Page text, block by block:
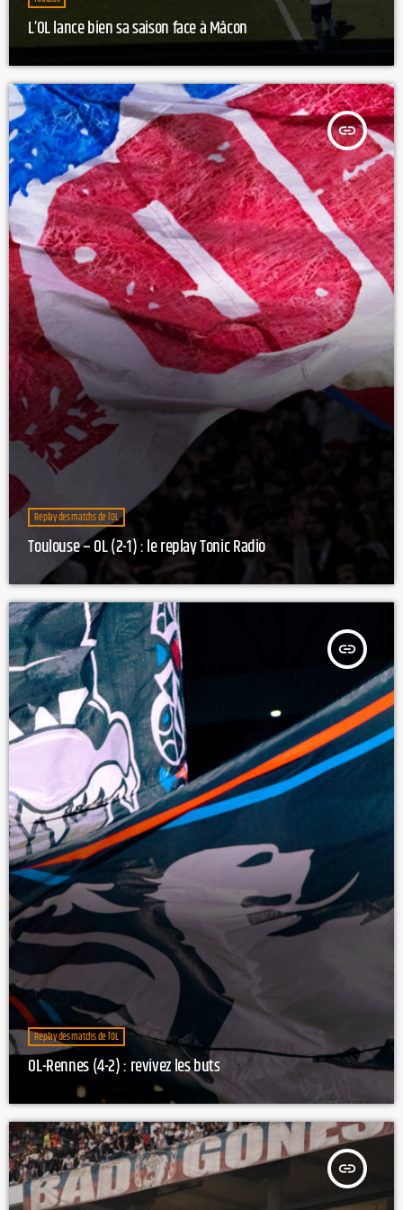
L’OL lance bien sa saison face à Mâcon
insert_link
Replay des matchs de l’OL
Toulouse – OL (2-1) : le replay Tonic Radio
insert_link
Replay des matchs de l’OL
OL-Rennes (4-2) : revivez les buts
insert_link